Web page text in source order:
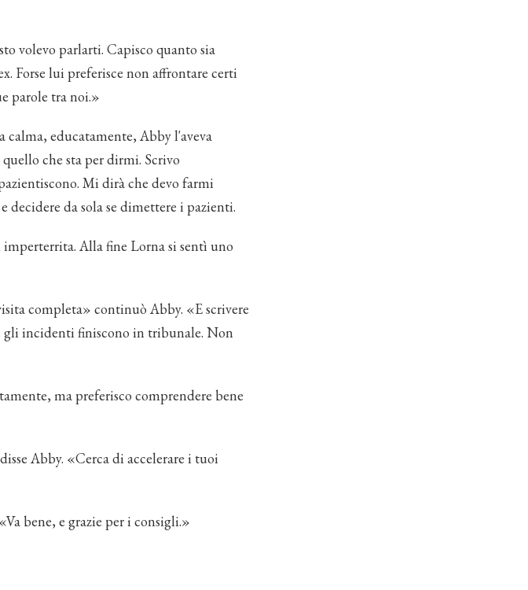
volevo parlarti. Capisco quanto sia
Forse lui preferisce non affrontare certi
parole tra noi.»
educatamente, Abby l'aveva
che sta per dirmi. Scrivo
Mi dirà che devo farmi
da sola se dimettere i pazienti.
Alla fine Lorna si sentì uno
completa» continuò Abby. «E scrivere
incidenti finiscono in tribunale. Non
ma preferisco comprendere bene
Abby. «Cerca di accelerare i tuoi
bene, e grazie per i consigli.»